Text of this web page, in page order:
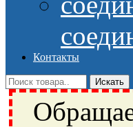
Контакты